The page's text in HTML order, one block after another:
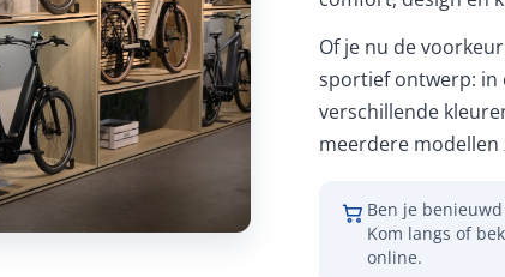
Of je nu de
sportief ontwerp: in
verschillende
meerdere
Ben je
Kom langs of
online.